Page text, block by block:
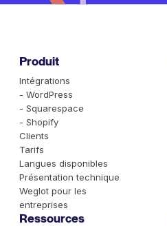
Produit
Intégrations
- WordPress
- Squarespace
- Shopify
Clients
Tarifs
Langues disponibles
Présentation technique
Weglot pour les
entreprises
Ressources